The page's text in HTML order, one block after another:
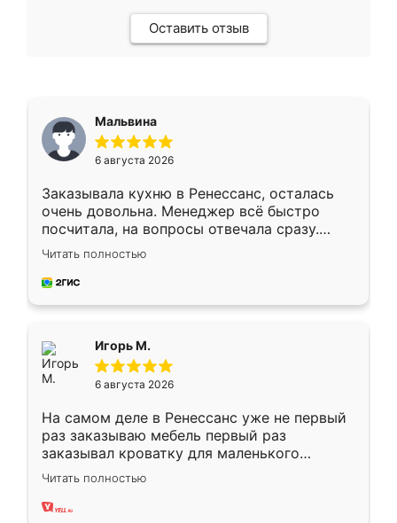
Оставить отзыв
Мальвина
6 августа 2026
Заказывала кухню в Ренессанс, осталась
очень довольна. Менеджер всё быстро
посчитала, на вопросы отвечала сразу.
Замерщик приехал в субботу, подошёл к
делу со всей ответственностью. Собрали
за день, ребята работали аккуратно, даже
Читать полностью
Игорь М.
6 августа 2026
На самом деле в Ренессанс уже не первый
раз заказываю мебель первый раз
заказывал кроватку для маленького
ребёнка при его рождении ,во второй раз
заказал шкаф-купе. По качеству очень
хорошее сборка достаточно быстрая,
Читать полностью